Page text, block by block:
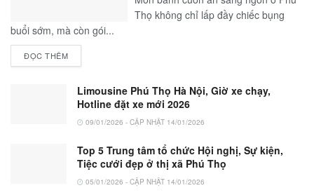
Thọ không chỉ lấp đầy chiếc bụng
buổi sớm, mà còn gói...
ĐỌC THÊM
Limousine Phú Thọ Hà Nội, Giờ xe chạy,
Hotline đặt xe mới 2026
09/01/2026 - CẬP NHẬT 14/01/2026
Top 5 Trung tâm tổ chức Hội nghị, Sự kiện,
Tiệc cưới đẹp ở thị xã Phú Thọ
05/01/2026 - CẬP NHẬT 14/01/2026